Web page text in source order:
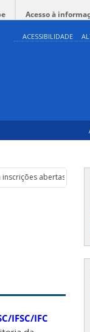
Acesso à
ACESSIBILIDADE
inscrições abertas
IFSC/IFC